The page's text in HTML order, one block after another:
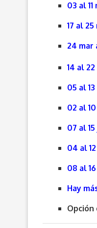
03 al 11
17 al
24 mar
14 al
05 al
02 al
07 al
04 al
08 al
Hay